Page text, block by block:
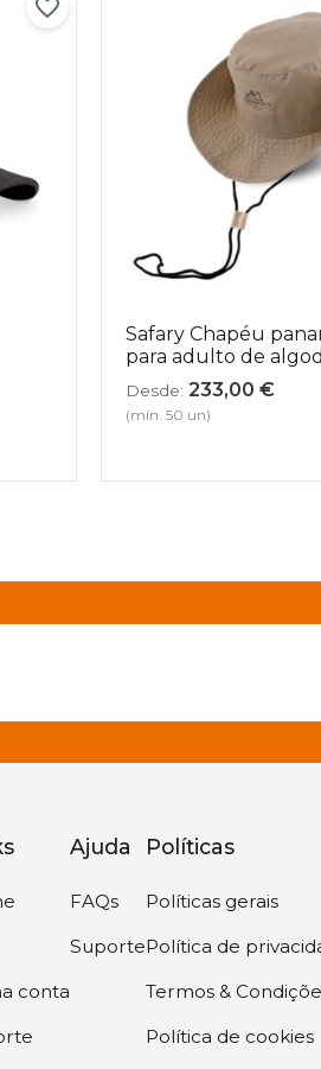
Safary Chapéu
para adulto de
Desde: 233,00 €
(mín. 50 un)
conta
Ajuda
FAQs
Suporte
Políticas
Políticas gerais
Política de
Termos &
Política de cookies